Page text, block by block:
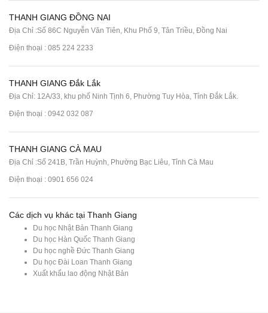
THANH GIANG ĐỒNG NAI
Địa Chỉ :Số 86C Nguyễn Văn Tiên, Khu Phố 9, Tân Triều, Đồng Nai
Điện thoại : 085 224 2233
THANH GIANG Đắk Lắk
Địa Chỉ: 12A/33, khu phố Ninh Tịnh 6, Phường Tuy Hòa, Tỉnh Đắk Lắk.
Điện thoại : 0942 032 087
THANH GIANG CÀ MAU
Địa Chỉ :Số 241B, Trần Huỳnh, Phường Bạc Liêu, Tỉnh Cà Mau
Điện thoại : 0901 656 024
Các dịch vụ khác tại Thanh Giang
Du học Nhật Bản Thanh Giang
Du học Hàn Quốc Thanh Giang
Du học nghề Đức Thanh Giang
Du học Đài Loan Thanh Giang
Xuất khẩu lao động Nhật Bản